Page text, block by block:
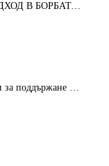
ИНТЕГРАТИВЕН ПОДХОД В БОРБАТА С COVID-19: От патогенезата на Sars-Cov-2 до фитомедицината и етноботаниката. Антивирусна активност и терапевтичен потенциал на българските лечебни растения
Осигуряване на грижи за поддържане на здравното състояние на уязвимите групи от населени